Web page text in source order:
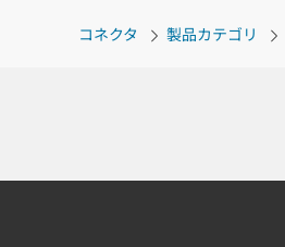
コネクタ 製品カテゴリ